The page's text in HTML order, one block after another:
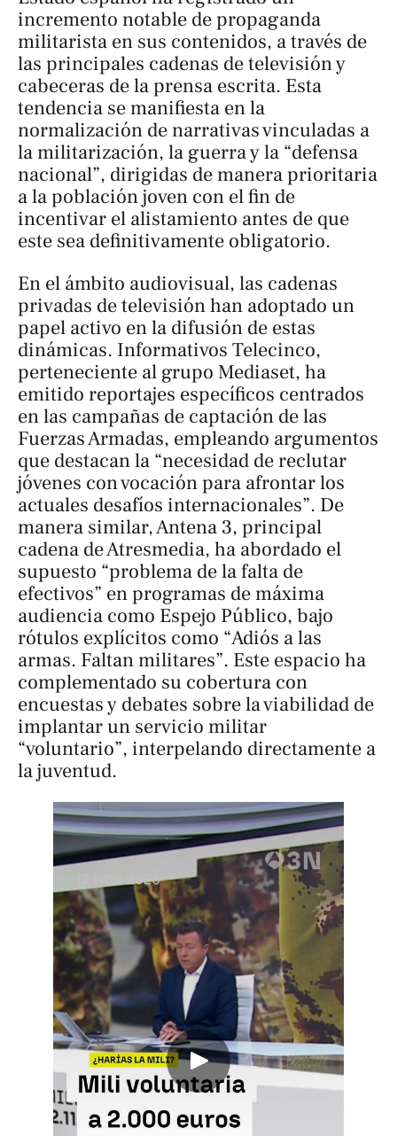
incremento notable de propaganda
militarista en sus contenidos, a través de
las principales cadenas de televisión y
cabeceras de la prensa escrita. Esta
tendencia se manifiesta en la
normalización de narrativas vinculadas a
la militarización, la guerra y la “defensa
nacional”, dirigidas de manera prioritaria
a la población joven con el fin de
incentivar el alistamiento antes de que
este sea definitivamente obligatorio.
En el ámbito audiovisual, las cadenas
privadas de televisión han adoptado un
papel activo en la difusión de estas
dinámicas. Informativos Telecinco,
perteneciente al grupo Mediaset, ha
emitido reportajes específicos centrados
en las campañas de captación de las
Fuerzas Armadas, empleando argumentos
que destacan la “necesidad de reclutar
jóvenes con vocación para afrontar los
actuales desafíos internacionales”. De
manera similar, Antena 3, principal
cadena de Atresmedia, ha abordado el
supuesto “problema de la falta de
efectivos” en programas de máxima
audiencia como Espejo Público, bajo
rótulos explícitos como “Adiós a las
armas. Faltan militares”. Este espacio ha
complementado su cobertura con
encuestas y debates sobre la viabilidad de
implantar un servicio militar
“voluntario”, interpelando directamente a
la juventud.